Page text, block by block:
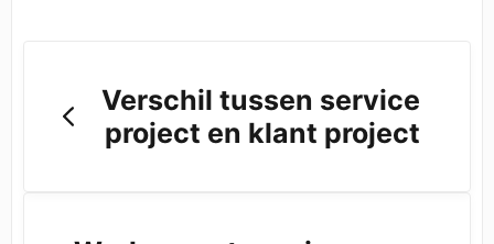
Verschil tussen service
project en klant project